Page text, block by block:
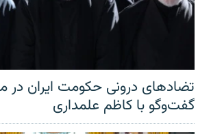
تضادهای درونی حکومت ایران در
گفت‌‌وگو با کاظم علمداری